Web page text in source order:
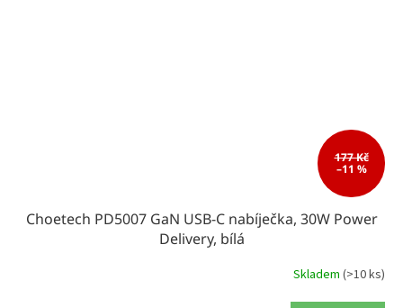
177 Kč
–11 %
Choetech PD5007 GaN USB-C nabíječka, 30W Power
Delivery, bílá
Skladem (>10 ks)